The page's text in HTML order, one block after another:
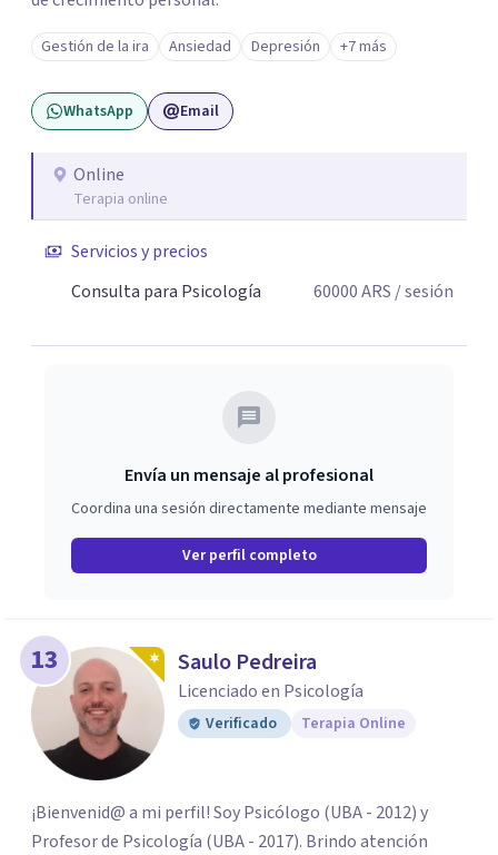
Gestión de la ira Ansiedad Depresión +7 más
WhatsApp Email
Online
Terapia online
Servicios y precios
Consulta para Psicología
60000ARS / sesión
Envía un mensaje al profesional
Coordina una sesión directamente mediante mensaje
Ver perfil completo
13 Saulo Pedreira
Licenciado en Psicología
Verificado Terapia Online
¡Bienvenid@ a mi perfil! Soy Psicólogo (UBA - 2012) y
Profesor de Psicología (UBA - 2017). Brindo atención